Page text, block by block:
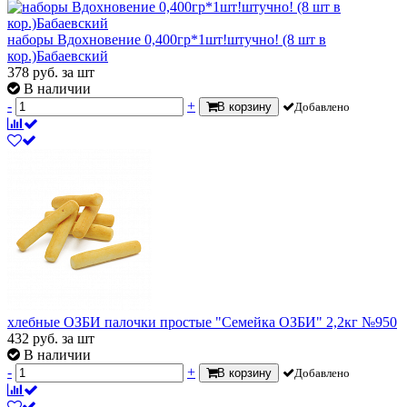
наборы Вдохновение 0,400гр*1шт!штучно! (8 шт в
кор.)Бабаевский
378 руб. за шт
В наличии
-
+ В корзину Добавлено
хлебные ОЗБИ палочки простые "Семейка ОЗБИ" 2,2кг №950
432 руб. за шт
В наличии
-
+ В корзину Добавлено